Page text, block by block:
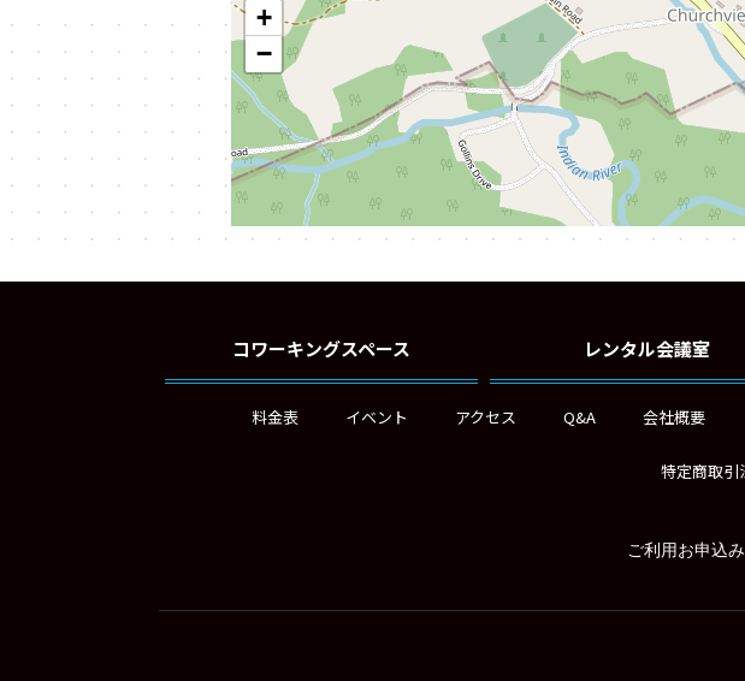
+
−
コワーキングスペース レンタル会議室
料金表 イベント アクセス Q&A 会社概要
特定商取引
ご利用お申込み